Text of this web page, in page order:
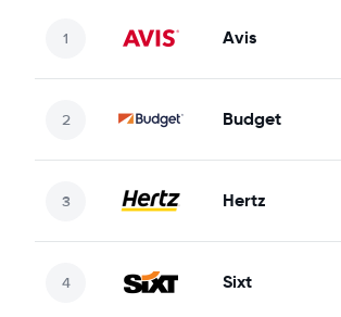
Avis
Budget
Hertz
Sixt